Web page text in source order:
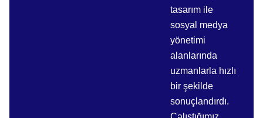
tasarım ile
sosyal medya
yönetimi
alanlarında
uzmanlarla hızlı
bir şekilde
sonuçlandırdı.